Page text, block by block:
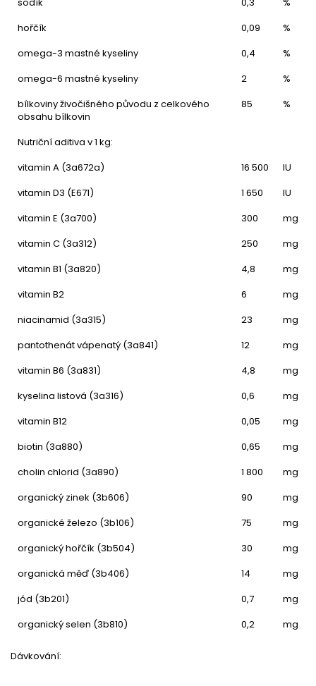
hořčík
0,09
%
omega-3 mastné kyseliny
0,4
%
omega-6 mastné kyseliny
2
%
bílkoviny živočišného původu z celkového
obsahu bílkovin
85 %
Nutriční aditiva v 1 kg:
vitamin A (3a672a)
16 500
IU
vitamin D3 (E671)
1 650
IU
vitamin E (3a700)
300
mg
vitamin C (3a312)
250
mg
vitamin B1 (3a820)
4,8
mg
vitamin B2
6
mg
niacinamid (3a315)
23
mg
pantothenát vápenatý (3a841)
12
mg
vitamin B6 (3a831)
4,8
mg
kyselina listová (3a316)
0,6
mg
vitamin B12
0,05
mg
biotin (3a880)
0,65
mg
cholin chlorid (3a890)
1 800
mg
organický zinek (3b606)
90
mg
organické železo (3b106)
75
mg
organický hořčík (3b504)
30
mg
organická měď (3b406)
14
mg
jód (3b201)
0,7
mg
organický selen (3b810)
0,2 mg
Dávkování: